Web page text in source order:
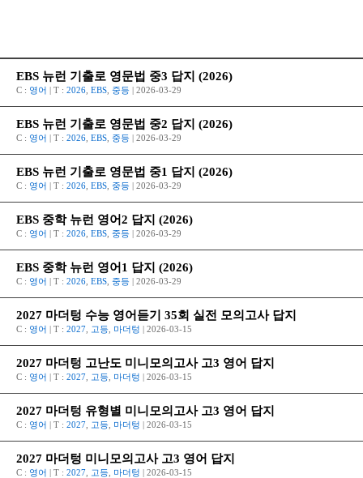
EBS 뉴런 기출로 영문법 중3 답지 (2026)
C : 영어 | T : 2026 EBS 중등 | 2026-03-29
EBS 뉴런 기출로 영문법 중2 답지 (2026)
C : 영어 | T : 2026 EBS 중등 | 2026-03-29
EBS 뉴런 기출로 영문법 중1 답지 (2026)
C : 영어 | T : 2026 EBS 중등 | 2026-03-29
EBS 중학 뉴런 영어2 답지 (2026)
C : 영어 | T : 2026 EBS 중등 | 2026-03-29
EBS 중학 뉴런 영어1 답지 (2026)
C : 영어 | T : 2026 EBS 중등 | 2026-03-29
2027 마더텅 수능 영어듣기 35회 실전 모의고사 답지
C : 영어 | T : 2027 고등 마더텅 | 2026-03-15
2027 마더텅 고난도 미니모의고사 고3 영어 답지
C : 영어 | T : 2027 고등 마더텅 | 2026-03-15
2027 마더텅 유형별 미니모의고사 고3 영어 답지
C : 영어 | T : 2027 고등 마더텅 | 2026-03-15
2027 마더텅 미니모의고사 고3 영어 답지
C : 영어 | T : 2027 고등 마더텅 | 2026-03-15